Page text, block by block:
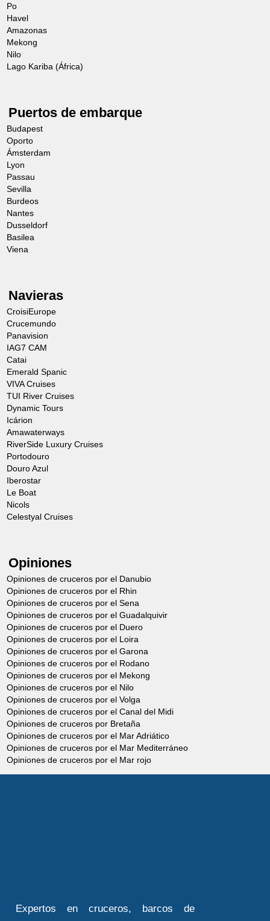
Po
Havel
Amazonas
Mekong
Nilo
Lago Kariba (África)
Puertos de embarque
Budapest
Oporto
Ámsterdam
Lyon
Passau
Sevilla
Burdeos
Nantes
Dusseldorf
Basilea
Viena
Navieras
CroisiEurope
Crucemundo
Panavision
IAG7 CAM
Catai
Emerald Spanic
VIVA Cruises
TUI River Cruises
Dynamic Tours
Icárion
Amawaterways
RiverSide Luxury Cruises
Portodouro
Douro Azul
Iberostar
Le Boat
Nicols
Celestyal Cruises
Opiniones
Opiniones de cruceros por el Danubio
Opiniones de cruceros por el Rhin
Opiniones de cruceros por el Sena
Opiniones de cruceros por el Guadalquivir
Opiniones de cruceros por el Duero
Opiniones de cruceros por el Loira
Opiniones de cruceros por el Garona
Opiniones de cruceros por el Rodano
Opiniones de cruceros por el Mekong
Opiniones de cruceros por el Nilo
Opiniones de cruceros por el Volga
Opiniones de cruceros por el Canal del Midi
Opiniones de cruceros por Bretaña
Opiniones de cruceros por el Mar Adriático
Opiniones de cruceros por el Mar Mediterráneo
Opiniones de cruceros por el Mar rojo
Expertos en cruceros, barcos de